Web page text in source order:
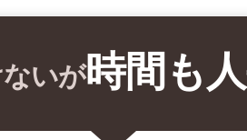
いが時間も